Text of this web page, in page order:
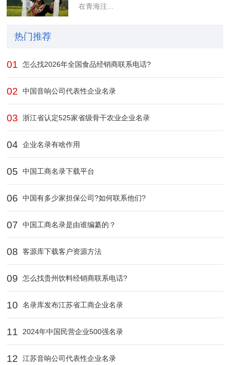
在青海注...
热门推荐
01 怎么找2026年全国食品经销商联系电话?
02 中国音响公司代表性企业名录
03 浙江省认定525家省级骨干农业企业​名录
04 企业名录有啥作用
05 中国工商名录下载平台
06 中国有多少家担保公司?如何联系他们?
07 中国工商名录是由谁编纂的？
08 客源库下载客户资源方法
09 怎么找贵州饮料经销商联系电话?
10 名录库发布江苏省工商企业名录
11 2024年中国民营企业500强名录
12 江苏音响公司代表性企业名录